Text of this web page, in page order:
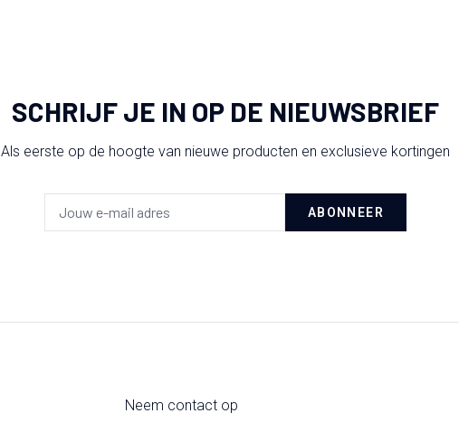
SCHRIJF JE IN OP DE NIEUWSBRIEF
Als eerste op de hoogte van nieuwe producten en exclusieve kortingen
ABONNEER
Neem contact op